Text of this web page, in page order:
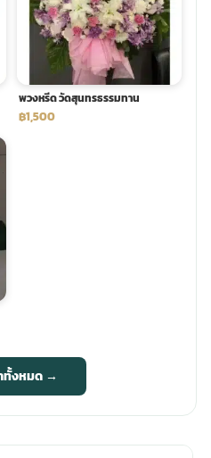
พวงหรีด วัดสุนทรธรรมทาน
฿1,500
ทั้งหมด →